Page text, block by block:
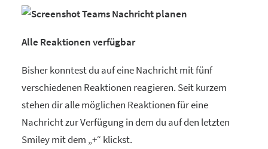
Alle Reaktionen verfügbar
Bisher konntest du auf eine Nachricht mit fünf
verschiedenen Reaktionen reagieren. Seit kurzem
stehen dir alle möglichen Reaktionen für eine
Nachricht zur Verfügung in dem du auf den letzten
Smiley mit dem „+“ klickst.